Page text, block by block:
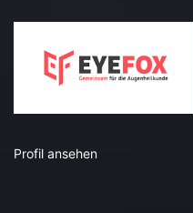
Profil ansehen